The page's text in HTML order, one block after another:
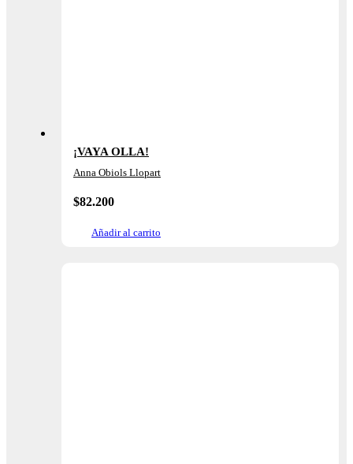
¡VAYA OLLA!
Anna Obiols Llopart
$82.200
Añadir al carrito